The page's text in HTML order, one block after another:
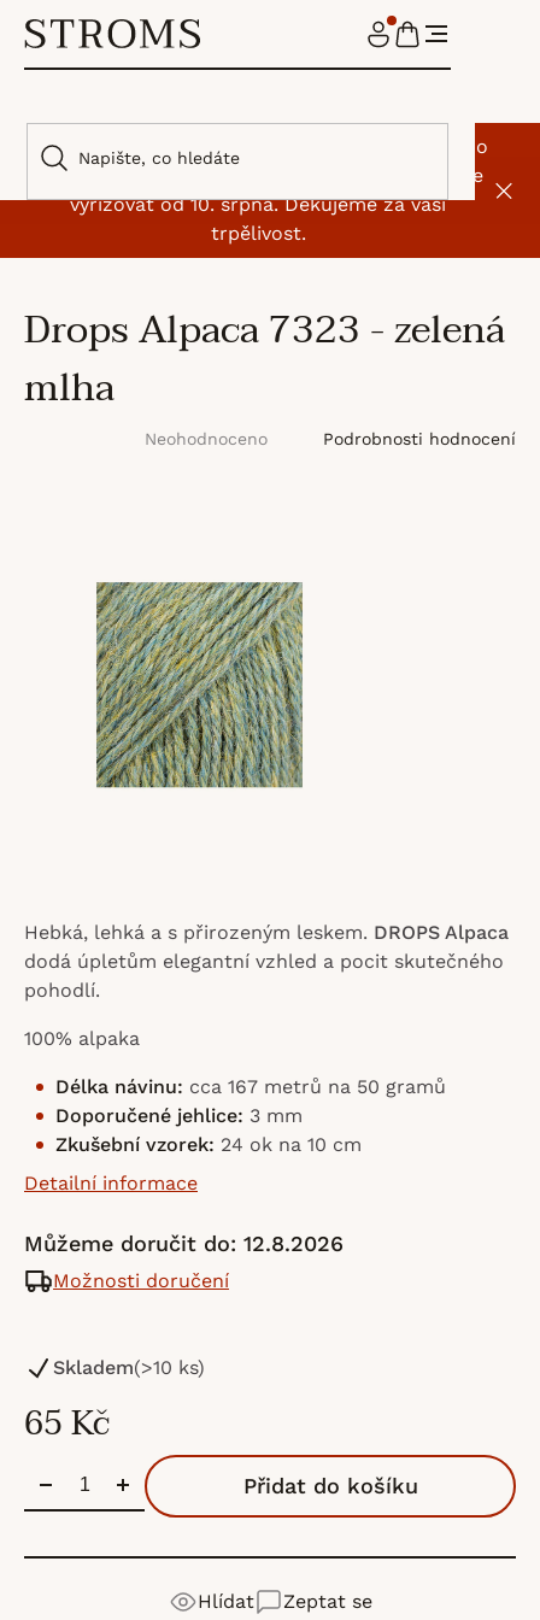
obsah
🌿 I my jsme si na chvíli odskočili od klubíček. Do
9. srpna máme dovolenou, objednávky začneme
vyřizovat od 10. srpna. Děkujeme za vaši
trpělivost.
NÁKUPNÍ
KOŠÍK
Drops Alpaca 7323 - zelená
mlha
hvězdiček.
Neohodnoceno Podrobnosti hodnocení
65 Kč
Skladem(>10 ks)
Můžeme doručit do: 12.8.2026
Možnosti doručení
Přidat do košíku
Hebká, lehká a s přirozeným leskem. DROPS Alpaca
dodá úpletům elegantní vzhled a pocit skutečného
pohodlí.
100% alpaka
Délka návinu: cca 167 metrů na 50 gramů
Doporučené jehlice: 3 mm
Zkušební vzorek: 24 ok na 10 cm
Detailní informace
Zeptat se
Hlídat